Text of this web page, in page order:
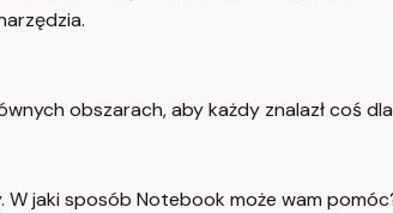
obszarach, aby każdy znalazł coś
W jaki sposób Notebook może wam